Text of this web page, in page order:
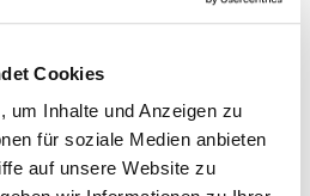
Cookies
um Inhalte und Anzeigen zu
für soziale Medien anbieten
auf unsere Website zu
Kampfkünsten entwickelt. In den
ein eigenes
Tricking seinen einzigartigen
haben sich ihre Skills selber